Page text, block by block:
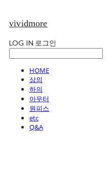
vividmore
LOG IN 로그인
HOME
상의
하의
아우터
원피스
etc
Q&A